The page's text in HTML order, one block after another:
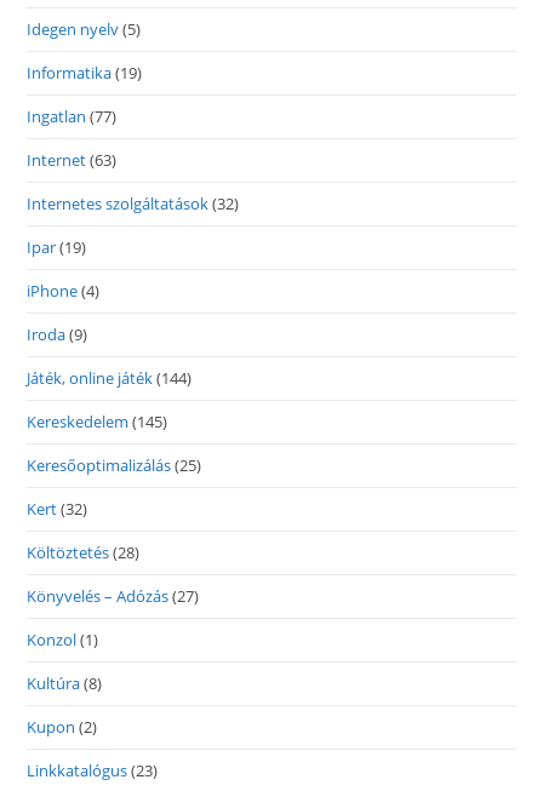
Idegen nyelv(5)
Informatika(19)
Ingatlan (77)
Internet(63)
Internetes szolgáltatások(32)
Ipar(19)
iPhone(4)
Iroda(9)
Játék, online játék(144)
Kereskedelem (145)
Keresőoptimalizálás(25)
Kert(32)
Költöztetés(28)
Könyvelés – Adózás(27)
Konzol(1)
Kultúra(8)
Kupon (2)
Linkkatalógus(23)